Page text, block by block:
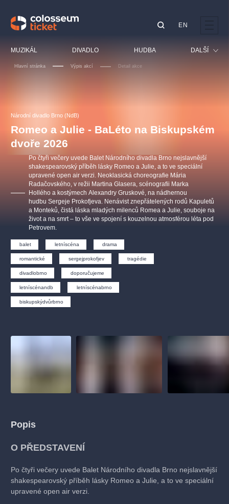
MUZIKÁL DIVADLO HUDBA DALŠÍ
Prohlídky
Ostatní
EN
Hlavní stránka Výpis akcí Detail akce
Národní divadlo Brno (NdB)
Romeo a Julie - BaLéto na Biskupském
dvoře 2026
Po čtyři večery uvede Balet Národního divadla Brno nejslavnější
shakespearovský příběh lásky Romeo a Julie, a to ve speciální
upravené open air verzi. Neoklasická choreografie Mária
Radačovského, v režii Martina Glasera, scénografii Marka
Hollého a kostýmech Alexandry Gruskové, na nádhernou
hudbu Sergeje Prokofjeva. Nenávist znepřátelených rodů Kapuletů
a Monteků, čistá láska mladých milenců Romea a Julie, souboje na
život a na smrt – to vše ve spojení s kouzelnou atmosférou léta pod
Petrovem.
balet letníscéna drama
romantické sergejprokofjev tragédie
divadlobrno doporučujeme
letníscénandb letníscénabrno
biskupskýdvůrbrno
Popis
O PŘEDSTAVENÍ
Po čtyři večery uvede Balet Národního divadla Brno nejslavnější
shakespearovský příběh lásky Romeo a Julie, a to ve speciální
upravené open air verzi.
OBYČEJNÁ HOLKA
Agentura 44, s.r.o.
s.r.o.
Ostatní hledají
muzikálypraha
Nejnavštěvovanější
muzikálypraha
filmováhudba státníopera rudolfinum
národnídivadlo činohra